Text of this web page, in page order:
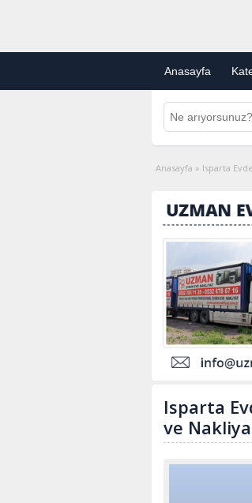
Anasayfa
Anasayfa » Isparta
Isparta
ve